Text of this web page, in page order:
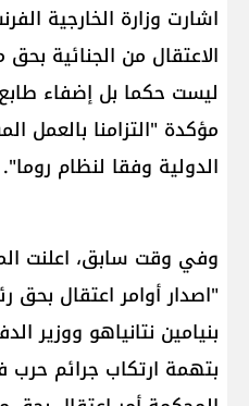
اشارت وزارة الخارجية
الاعتقال من الجنائية
ليست حكما بل إضفاء
مؤكدة "التزامنا بالعمل
الدولية وفقا لنظام روما".
وفي وقت سابق، اعلنت
"اصدار أوامر اعتقال بحق
بنيامين نتانياهو ووزير
بتهمة ارتكاب جرائم